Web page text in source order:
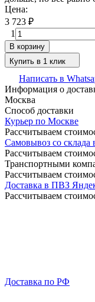
Цена:
3 723 ₽
1
В корзину
Купить в 1 клик
Написать в
Информация о
Москва
Способ доставки
Курьер по Москве
Рассчитываем
Самовывоз со склада
Рассчитываем
Транспортными
Рассчитываем
Доставка в ПВЗ
Рассчитываем
Доставка по РФ